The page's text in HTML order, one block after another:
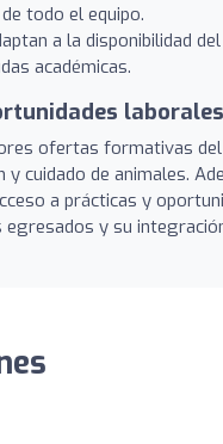
todo el equipo.
a la disponibilidad
académicas.
laborales
ofertas formativas
cuidado de animales.
a prácticas y
y su